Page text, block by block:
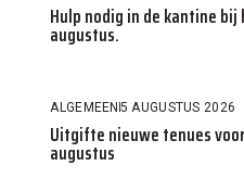
Hulp nodig in de kantine
augustus.
ALGEMEEN5 AUGUSTUS 2026
Uitgifte nieuwe tenues
augustus